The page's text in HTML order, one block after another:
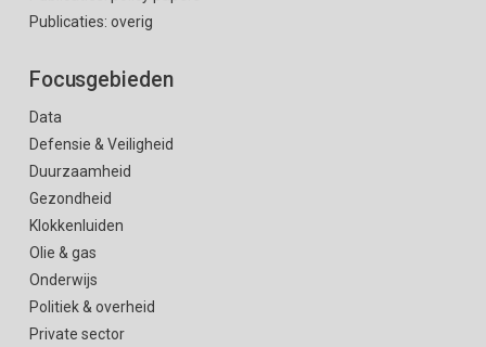
Publicaties: overig
Focusgebieden
Data
Defensie & Veiligheid
Duurzaamheid
Gezondheid
Klokkenluiden
Olie & gas
Onderwijs
Politiek & overheid
Private sector